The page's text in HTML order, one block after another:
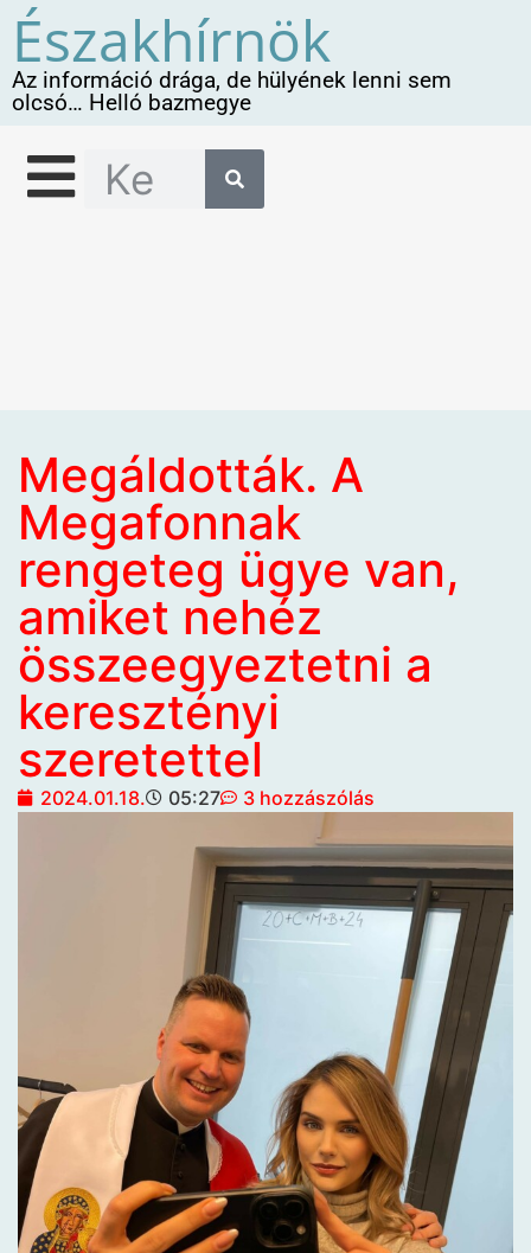
Északhírnök
Az információ drága, de hülyének lenni sem
olcsó… Helló bazmegye
Megáldották. A
Megafonnak
rengeteg ügye van,
amiket nehéz
összeegyeztetni a
keresztényi
szeretettel
2024.01.18. 05:27 3 hozzászólás